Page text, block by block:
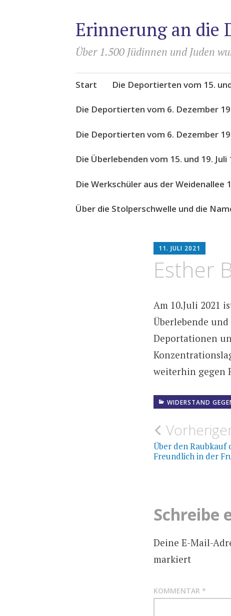
Erinnerung an die
Über 1.500 Jüdinnen und Juden
Zum
springen
Start Die Deportierten vom 15.
Die Deportierten vom 6. Dezember
Die Deportierten vom 6. Dezember
Die Überlebenden vom 15. und 19. Juli
Die Werkschüler aus der Weidenallee
Über die Stolperschwelle und die
11. JULI 2021
Esther
Am 10.Juli 2021
Überlebende
Deportationen
weiterhin gegen
WIDERSTAND
Über den
Freundlich in der
Schreibe
Deine E-Mail-
markiert
KOMMENTAR *